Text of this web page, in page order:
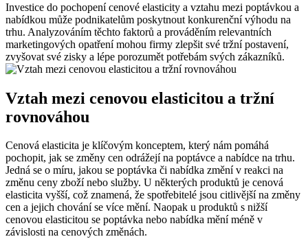
Investice do pochopení cenové elasticity a vztahu mezi poptávkou a
nabídkou může podnikatelům poskytnout konkurenční výhodu na
trhu. Analyzováním těchto faktorů a prováděním relevantních
marketingových opatření mohou firmy zlepšit své tržní postavení,
zvyšovat své zisky a lépe porozumět potřebám svých zákazníků.
Vztah mezi cenovou elasticitou a tržní
rovnováhou
Cenová elasticita je klíčovým konceptem, který nám pomáhá
pochopit, jak se změny cen odrážejí na poptávce a nabídce na trhu.
Jedná se o míru, jakou se poptávka či nabídka změní v reakci na
změnu ceny zboží nebo služby. U některých produktů je cenová
elasticita vyšší, což znamená, že spotřebitelé jsou citlivější na změny
cen a jejich chování se více mění. Naopak u produktů s nižší
cenovou elasticitou se poptávka nebo nabídka mění méně v
závislosti na cenových změnách.